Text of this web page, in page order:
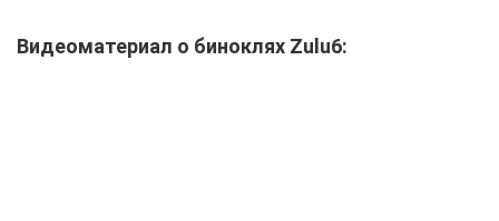
Видеоматериал о биноклях Zulu6: